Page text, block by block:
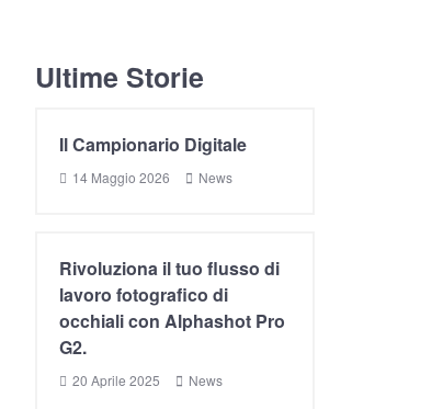
Ultime Storie
Il Campionario Digitale
14 Maggio 2026 News
Rivoluziona il tuo flusso di
lavoro fotografico di
occhiali con Alphashot Pro
G2.
20 Aprile 2025 News